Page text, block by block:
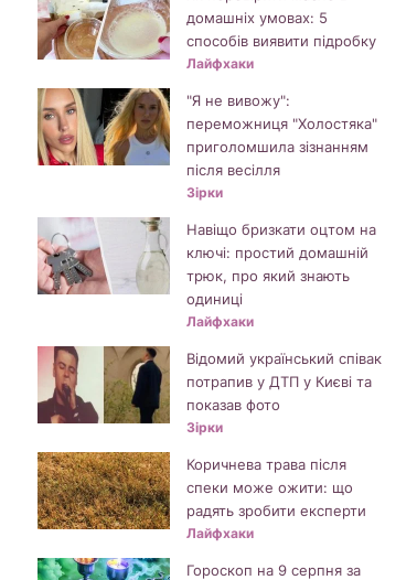
домашніх умовах: 5
способів виявити підробку
Лайфхаки
"Я не вивожу":
переможниця "Холостяка"
приголомшила зізнанням
після весілля
Зірки
Навіщо бризкати оцтом на
ключі: простий домашній
трюк, про який знають
одиниці
Лайфхаки
Відомий український співак
потрапив у ДТП у Києві та
показав фото
Зірки
Коричнева трава після
спеки може ожити: що
радять зробити експерти
Лайфхаки
Гороскоп на 9 серпня за